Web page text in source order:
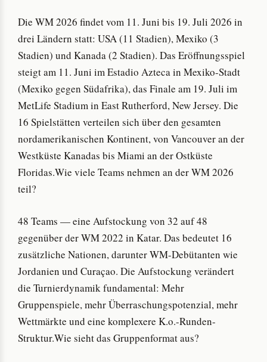
Die WM 2026 findet vom 11. Juni bis 19. Juli 2026 in
drei Ländern statt: USA (11 Stadien), Mexiko (3
Stadien) und Kanada (2 Stadien). Das Eröffnungsspiel
steigt am 11. Juni im Estadio Azteca in Mexiko-Stadt
(Mexiko gegen Südafrika), das Finale am 19. Juli im
MetLife Stadium in East Rutherford, New Jersey. Die
16 Spielstätten verteilen sich über den gesamten
nordamerikanischen Kontinent, von Vancouver an der
Westküste Kanadas bis Miami an der Ostküste
Floridas.Wie viele Teams nehmen an der WM 2026
teil?
48 Teams — eine Aufstockung von 32 auf 48
gegenüber der WM 2022 in Katar. Das bedeutet 16
zusätzliche Nationen, darunter WM-Debütanten wie
Jordanien und Curaçao. Die Aufstockung verändert
die Turnierdynamik fundamental: Mehr
Gruppenspiele, mehr Überraschungspotenzial, mehr
Wettmärkte und eine komplexere K.o.-Runden-
Struktur.Wie sieht das Gruppenformat aus?